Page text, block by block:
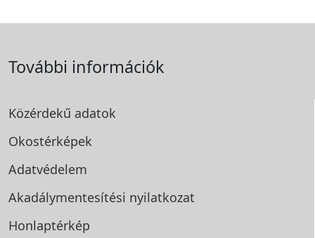
További információk
Közérdekű adatok
Okostérképek
Adatvédelem
Akadálymentesítési nyilatkozat
Honlaptérkép